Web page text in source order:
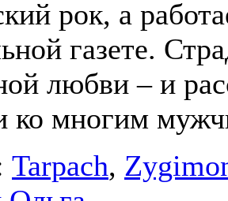
рок, а
газете.
любви – и
ко многим
Tarpach,